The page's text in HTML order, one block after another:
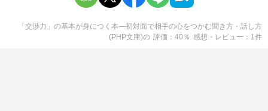
「交渉力」の基本が身につく本―初対面で相手の心をつかむ聞き方・話し方
(PHP文庫)の 評価 40 ％ 感想・レビュー 1件